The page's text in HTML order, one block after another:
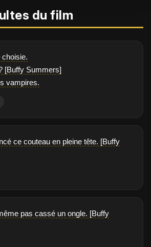
du film
[Buffy Summers]
vampires.
ce couteau en pleine tête. [Buffy
pas cassé un ongle. [Buffy